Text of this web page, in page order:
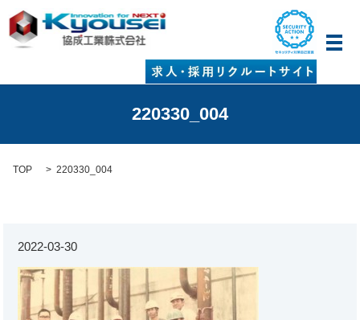
メ
220330_004
TOP 220330_004
2022-03-30